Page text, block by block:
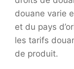
douane varie
et du pays
les tarifs
de produit.